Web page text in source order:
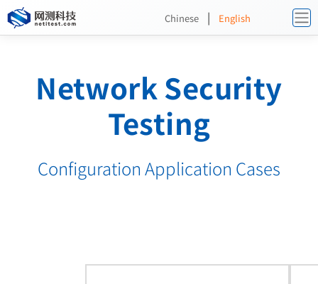
Chinese | English
Network Security
Testing
Configuration Application Cases